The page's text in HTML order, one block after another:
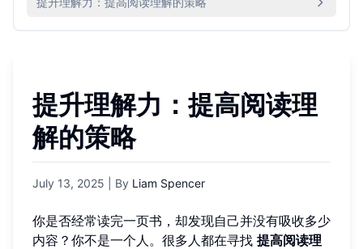
提升理解力：提高阅读理
解的策略
July 13, 2025 | By Liam Spencer
你是否经常读完一页书，却发现自己并没有吸收多少
内容？你不是一个人。很多人都在寻找 提高阅读理